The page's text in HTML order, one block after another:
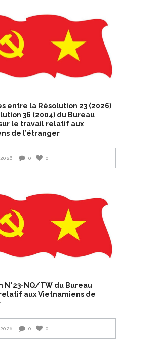
entre la Résolution 23 (2026)
36 (2004) du Bureau
le travail relatif aux
de l’étranger
0 0
N°23-NQ/TW du Bureau
aux Vietnamiens de
0 0